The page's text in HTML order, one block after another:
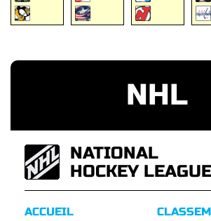
NHL
NATIONAL
HOCKEY LEAGUE
ACCUEIL